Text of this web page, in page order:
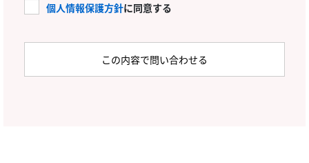
個人情報保護方針に同意する